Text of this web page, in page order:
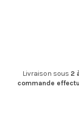
Livraison sous 2
commande